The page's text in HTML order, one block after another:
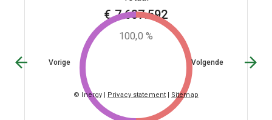
€7.637.592
100,0 %
Vorige Volgende
© Inergy | Privacy statement| Sitemap